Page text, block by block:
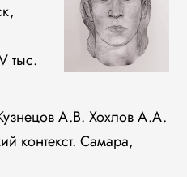
тыс.
А.В. Хохлов А.А.
контекст. Самара,